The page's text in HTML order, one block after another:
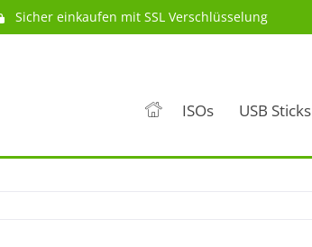
Sicher einkaufen mit SSL Verschlüsselung
ISOs USB Sticks